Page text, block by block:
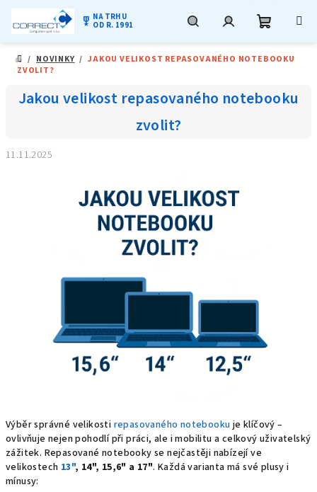
obsah
military_tech NA TRHU
OD R. 1991
DOMŮ
/ NOVINKY / JAKOU VELIKOST REPASOVANÉHO NOTEBOOKU
ZVOLIT?
Jakou velikost repasovaného notebooku
zvolit?
11.11.2025
Výběr správné velikosti repasovaného notebookuje klíčový –
ovlivňuje nejen pohodlí při práci, ale i mobilitu a celkový uživatelský
zážitek. Repasované notebooky se nejčastěji nabízejí ve
velikostech 13", 14", 15,6" a 17". Každá varianta má své plusy i
mínusy: